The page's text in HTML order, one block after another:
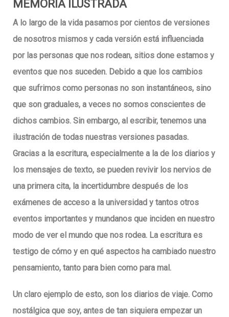
MEMORIA ILUSTRADA
A lo largo de la vida pasamos por cientos de versiones
de nosotros mismos y cada versión está influenciada
por las personas que nos rodean, sitios done estamos y
eventos que nos suceden. Debido a que los cambios
que sufrimos como personas no son instantáneos, sino
que son graduales, a veces no somos conscientes de
dichos cambios. Sin embargo, al escribir, tenemos una
ilustración de todas nuestras versiones pasadas.
Gracias a la escritura, especialmente a la de los diarios y
los mensajes de texto, se pueden revivir los nervios de
una primera cita, la incertidumbre después de los
exámenes de acceso a la universidad y tantos otros
eventos importantes y mundanos que inciden en nuestro
modo de ver el mundo que nos rodea. La escritura es
testigo de cómo y en qué aspectos ha cambiado nuestro
pensamiento, tanto para bien como para mal.
Un claro ejemplo de esto, son los diarios de viaje. Como
nostálgica que soy, antes de tan siquiera empezar un